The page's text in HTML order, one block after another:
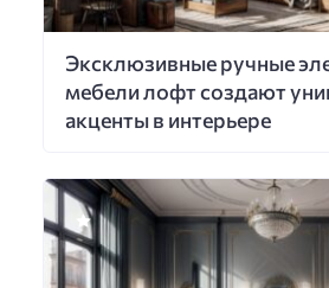
Эксклюзивные ручные
мебели лофт создают
акценты в интерьере